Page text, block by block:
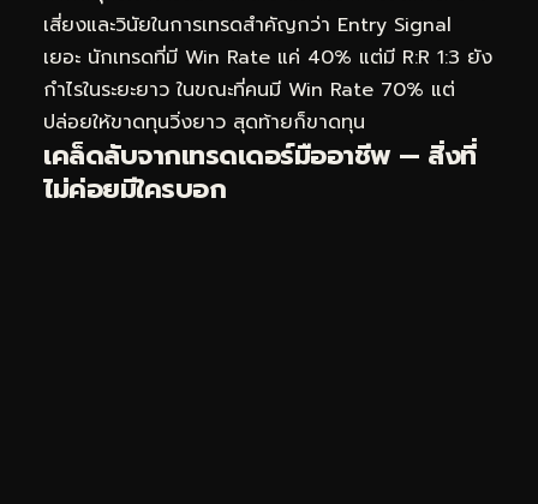
เสี่ยงและวินัยในการเทรดสำคัญกว่า Entry Signal
เยอะ นักเทรดที่มี Win Rate แค่ 40% แต่มี R:R 1:3 ยัง
กำไรในระยะยาว ในขณะที่คนมี Win Rate 70% แต่
ปล่อยให้ขาดทุนวิ่งยาว สุดท้ายก็ขาดทุน
เคล็ดลับจากเทรดเดอร์มืออาชีพ — สิ่งที่
ไม่ค่อยมีใครบอก